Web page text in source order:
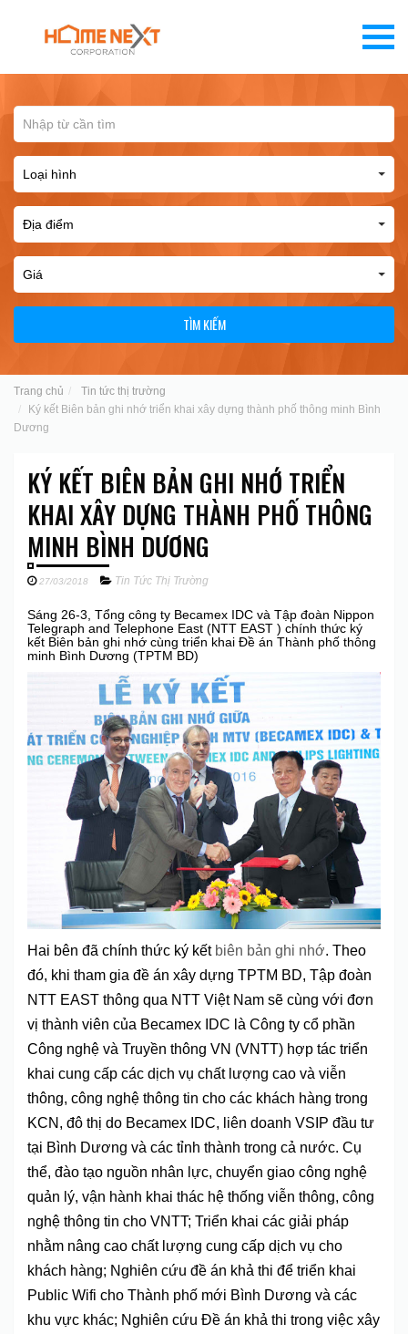
TÌM KIẾM
Trang chủ
Tin tức thị trường
Ký kết Biên bản ghi nhớ triển khai xây dựng thành phố thông minh Bình
Dương
KÝ KẾT BIÊN BẢN GHI NHỚ TRIỂN
KHAI XÂY DỰNG THÀNH PHỐ THÔNG
MINH BÌNH DƯƠNG
27/03/2018 Tin Tức Thị Trường
Sáng 26-3, Tổng công ty Becamex IDC và Tập đoàn Nippon
Telegraph and Telephone East (NTT EAST ) chính thức ký
kết Biên bản ghi nhớ cùng triển khai Đề án Thành phố thông
minh Bình Dương (TPTM BD)
Hai bên đã chính thức ký kết biên bản ghi nhớ. Theo
đó, khi tham gia đề án xây dựng TPTM BD, Tập đoàn
NTT EAST thông qua NTT Việt Nam sẽ cùng với đơn
vị thành viên của Becamex IDC là Công ty cổ phần
Công nghệ và Truyền thông VN (VNTT) hợp tác triển
khai cung cấp các dịch vụ chất lượng cao và viễn
thông, công nghệ thông tin cho các khách hàng trong
KCN, đô thị do Becamex IDC, liên doanh VSIP đầu tư
tại Bình Dương và các tỉnh thành trong cả nước. Cụ
thể, đào tạo nguồn nhân lực, chuyển giao công nghệ
quản lý, vận hành khai thác hệ thống viễn thông, công
nghệ thông tin cho VNTT; Triển khai các giải pháp
nhằm nâng cao chất lượng cung cấp dịch vụ cho
khách hàng; Nghiên cứu đề án khả thi để triển khai
Public Wifi cho Thành phố mới Bình Dương và các
khu vực khác; Nghiên cứu Đề án khả thi trong việc xây